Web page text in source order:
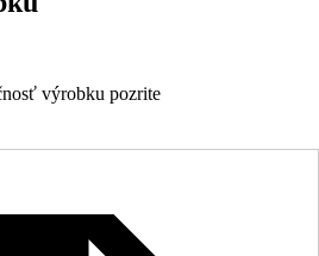
výrobku pozrite